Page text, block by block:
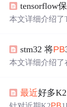
注意控件属性
编译的特殊注意
tensorflow
本文详细介绍了
此外，还讨论了
型应用。
stm32 将PB
本文详细介绍了
最近好多K2